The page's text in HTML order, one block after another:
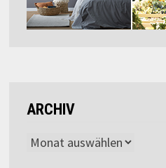
ARCHIV
Archiv